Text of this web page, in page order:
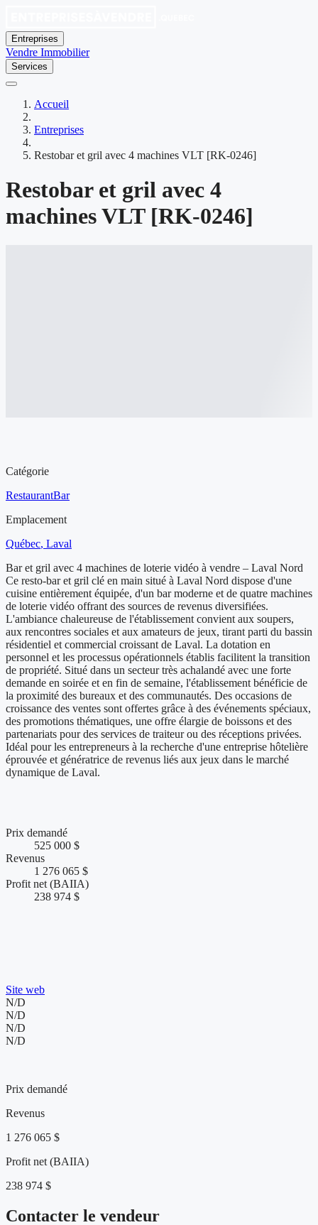
Entreprises
Vendre Immobilier
Services
Accueil
Entreprises
Restobar et gril avec 4 machines VLT [RK-0246]
Restobar et gril avec 4
machines VLT [RK-0246]
Catégorie
RestaurantBar
Emplacement
Québec, Laval
Bar et gril avec 4 machines de loterie vidéo à vendre – Laval Nord
Ce resto-bar et gril clé en main situé à Laval Nord dispose d'une
cuisine entièrement équipée, d'un bar moderne et de quatre machines
de loterie vidéo offrant des sources de revenus diversifiées.
L'ambiance chaleureuse de l'établissement convient aux soupers,
aux rencontres sociales et aux amateurs de jeux, tirant parti du bassin
résidentiel et commercial croissant de Laval. La dotation en
personnel et les processus opérationnels établis facilitent la transition
de propriété. Situé dans un secteur très achalandé avec une forte
demande en soirée et en fin de semaine, l'établissement bénéficie de
la proximité des bureaux et des communautés. Des occasions de
croissance des ventes sont offertes grâce à des événements spéciaux,
des promotions thématiques, une offre élargie de boissons et des
partenariats pour des services de traiteur ou des réceptions privées.
Idéal pour les entrepreneurs à la recherche d'une entreprise hôtelière
éprouvée et génératrice de revenus liés aux jeux dans le marché
dynamique de Laval.
Prix demandé
525 000 $
Revenus
1 276 065 $
Profit net (BAIIA)
238 974 $
Site web
N/D
N/D
N/D
N/D
Prix demandé
Revenus
1 276 065 $
Profit net (BAIIA)
238 974 $
Contacter le vendeur